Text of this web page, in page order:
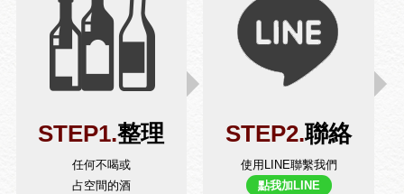
STEP1.整理
任何不喝或
占空間的酒
STEP2.聯絡
使用LINE聯繫我們
點我加LINE